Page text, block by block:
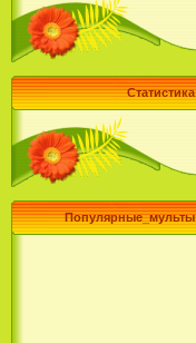
Статистика
Популярные_мульты